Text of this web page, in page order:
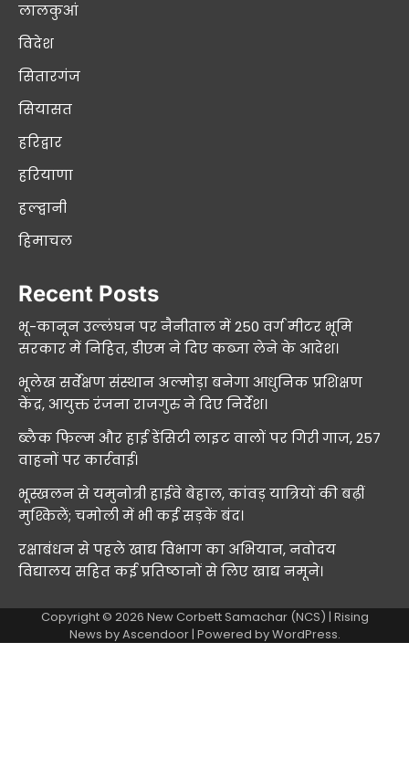
लालकुआं
विदेश
सितारगंज
सियासत
हरिद्वार
हरियाणा
हल्द्वानी
हिमाचल
Recent Posts
भू-कानून उल्लंघन पर नैनीताल में 250 वर्ग मीटर भूमि
सरकार में निहित, डीएम ने दिए कब्जा लेने के आदेश।
भूलेख सर्वेक्षण संस्थान अल्मोड़ा बनेगा आधुनिक प्रशिक्षण
केंद्र, आयुक्त रंजना राजगुरु ने दिए निर्देश।
ब्लैक फिल्म और हाई डेंसिटी लाइट वालों पर गिरी गाज, 257
वाहनों पर कार्रवाई।
भूस्खलन से यमुनोत्री हाईवे बेहाल, कांवड़ यात्रियों की बढ़ीं
मुश्किलें; चमोली में भी कई सड़कें बंद।
रक्षाबंधन से पहले खाद्य विभाग का अभियान, नवोदय
विद्यालय सहित कई प्रतिष्ठानों से लिए खाद्य नमूने।
Copyright © 2026 New Corbett Samachar (NCS) | Rising
News byAscendoor| Powered byWordPress.